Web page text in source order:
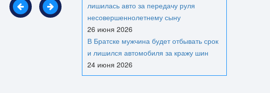
лишилась авто за передачу руля
несовершеннолетнему сыну
26 июня 2026
В Братске мужчина будет отбывать срок
и лишился автомобиля за кражу шин
24 июня 2026